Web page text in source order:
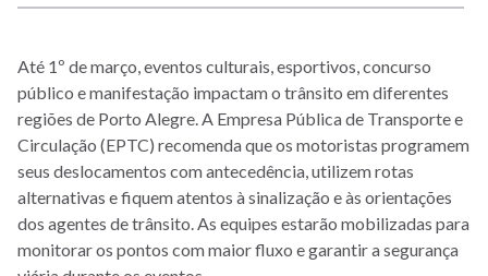
Até 1º de março, eventos culturais, esportivos, concurso
público e manifestação impactam o trânsito em diferentes
regiões de Porto Alegre. A Empresa Pública de Transporte e
Circulação (EPTC) recomenda que os motoristas programem
seus deslocamentos com antecedência, utilizem rotas
alternativas e fiquem atentos à sinalização e às orientações
dos agentes de trânsito. As equipes estarão mobilizadas para
monitorar os pontos com maior fluxo e garantir a segurança